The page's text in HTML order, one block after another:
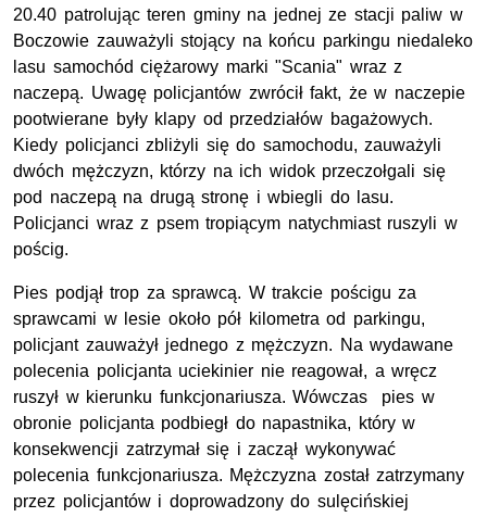
20.40 patrolując teren gminy na jednej ze stacji paliw w
Boczowie zauważyli stojący na końcu parkingu niedaleko
lasu samochód ciężarowy marki "Scania" wraz z
naczepą. Uwagę policjantów zwrócił fakt, że w naczepie
pootwierane były klapy od przedziałów bagażowych.
Kiedy policjanci zbliżyli się do samochodu, zauważyli
dwóch mężczyzn, którzy na ich widok przeczołgali się
pod naczepą na drugą stronę i wbiegli do lasu.
Policjanci wraz z psem tropiącym natychmiast ruszyli w
pościg.
Pies podjął trop za sprawcą. W trakcie pościgu za
sprawcami w lesie około pół kilometra od parkingu,
policjant zauważył jednego z mężczyzn. Na wydawane
polecenia policjanta uciekinier nie reagował, a wręcz
ruszył w kierunku funkcjonariusza. Wówczas pies w
obronie policjanta podbiegł do napastnika, który w
konsekwencji zatrzymał się i zaczął wykonywać
polecenia funkcjonariusza. Mężczyzna został zatrzymany
przez policjantów i doprowadzony do sulęcińskiej